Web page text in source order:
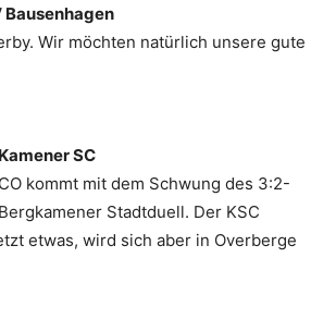
Bausenhagen
Wir möchten natürlich unsere gute
SC
kommt mit dem Schwung des 3:2-
Stadtduell. Der KSC
etwas, wird sich aber in Overberge